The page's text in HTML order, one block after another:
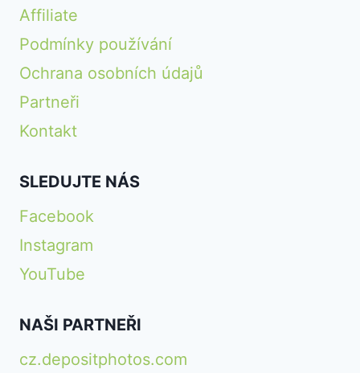
Affiliate
Podmínky používání
Ochrana osobních údajů
Partneři
Kontakt
SLEDUJTE NÁS
Facebook
Instagram
YouTube
NAŠI PARTNEŘI
cz.depositphotos.com